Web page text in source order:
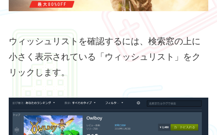
ウィッシュリストを確認するには、検索窓の上に
小さく表示されている「ウィッシュリスト」をク
リックします。